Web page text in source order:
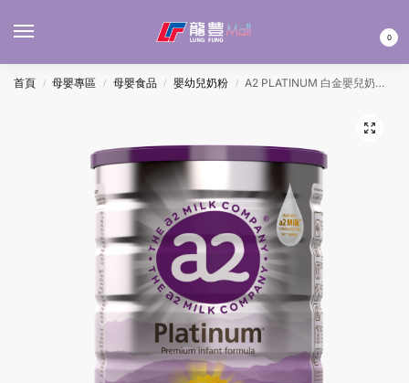
0
首頁 / 母嬰專區 / 母嬰食品 / 嬰幼兒奶粉 / A2 PLATINUM 白金嬰兒奶粉1號 900G